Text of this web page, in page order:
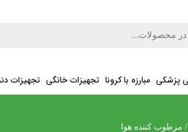
پزشکی مبارزه با کرونا تجهیزات خانگی تجهیزات
/ مرطوب کننده هوا